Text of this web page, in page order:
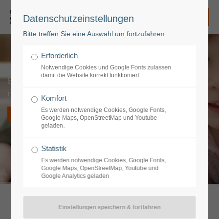
Anmelden
|Lost your password?
Ergotherapie
mit Kindern
MEHR ERFAHREN
Datenschutzeinstellungen
Bitte treffen Sie eine Auswahl um fortzufahren
Erforderlich
Notwendige Cookies und Google Fonts zulassen
damit die Website korrekt funktioniert
Komfort
Es werden notwendige Cookies, Google Fonts,
Google Maps, OpenStreetMap und Youtube
geladen.
Statistik
Es werden notwendige Cookies, Google Fonts,
Google Maps, OpenStreetMap, Youtube und
Google Analytics geladen